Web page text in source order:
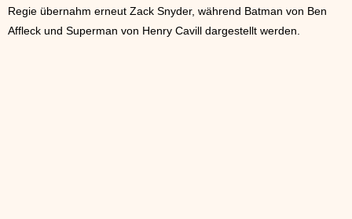
Regie übernahm erneut Zack Snyder, während Batman von Ben
Affleck und Superman von Henry Cavill dargestellt werden.